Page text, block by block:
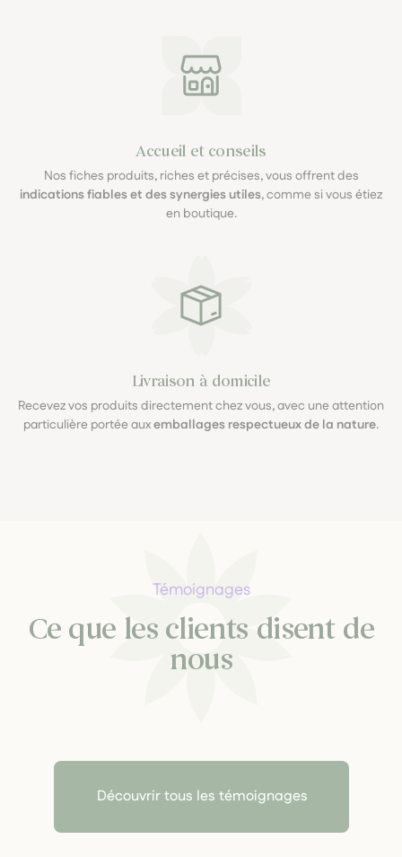
Accueil et conseils
Nos fiches produits, riches et précises, vous offrent des
indications fiables et des synergies utiles, comme si vous étiez
en boutique.
Livraison à domicile
Recevez vos produits directement chez vous, avec une attention
particulière portée auxemballages respectueux de la nature.
Témoignages
Ce que les clients disent de
nous
Découvrir tous les témoignages